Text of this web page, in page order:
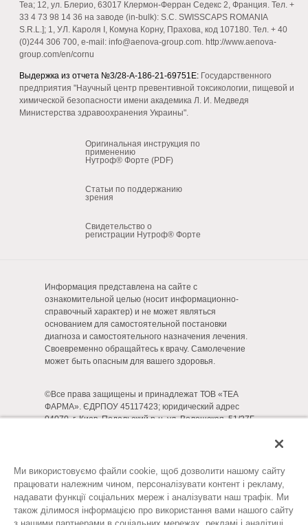
Теа; 12, ул. Блерио, 63017 Клермон-Ферран Седекс 2, Франция. Тел. +
33 4 73 98 14 36 на заводе (in-bulk): S.C. SWISSCAPS ROMANIA
S.R.L.]; 1, УЛ. Кароля I, Комуна Корну, Прахова, код 107180. Тел. + 40
(0)244 306 700, e-mail: info@aenova-group.com. http://www.aenova-
group.com/en/cornu
Выдержка из отчета №3/28-А-186-21-69751Е: Государственного
предприятия "Научный центр превентивной токсикологии, пищевой и
химической безопасности имени академика Л. И. Медведя
Министерства здравоохранения Украины".
Оригинальная инструкция по
применению
Нутроф® Форте (PDF)
Статьи по поддержанию
зрения
Свидетельство о
регистрации Нутроф® Форте
Информация представлена на сайте с
ознакомительной целью (носит информационно-
справочный характер) и не может являться
основанием для самостоятельной постановки
диагноза и самостоятельного назначения лечения.
Своевременно обращайтесь к врачу. Самолечение
может быть опасным для вашего здоровья.
©Все права защищены и принадлежат ТОВ «ТЕА
ФАРМА». ЄДРПОУ 45117423; юридический адрес
04070, г. Киев, Подольский р-н, ул. Волошская, 51/27Б,
последнее обновление: 03.07.2023
Ми використовуємо файли cookie, щоб дозволити нашому сайту
працювати належним чином, персоналізувати контент і рекламу,
надавати функції соціальних мереж і аналізувати наш трафік. Ми
також ділимося інформацією про використання вами нашого сайту